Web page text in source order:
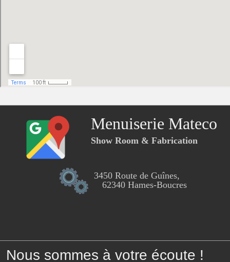
Menuiserie Mateco
Show Room & Fabrication
3450 Route de Guînes,
62340 Hames-Boucres
Nous sommes à votre écoute !